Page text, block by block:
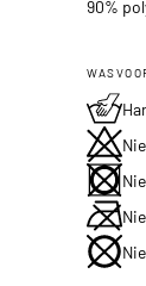
90%